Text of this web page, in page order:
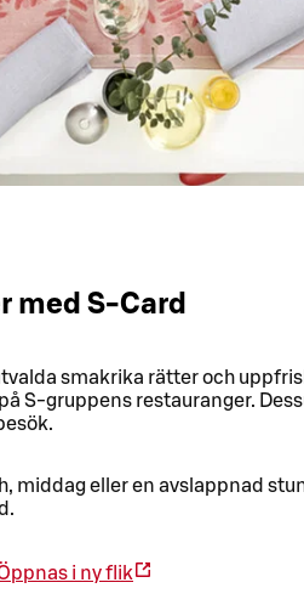
med S-Card
smakrika rätter och
S-gruppens restauranger.
middag eller en avslappnad
i ny flik